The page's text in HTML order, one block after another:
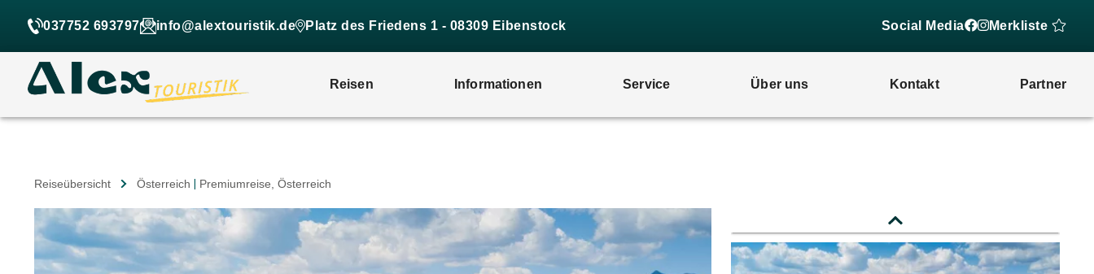
037752 693797 info@alextouristik.de Platz des Friedens 1 - 08309 Eibenstock Social Media Merkliste
Reisen Informationen Service Über uns Kontakt Partner
Reiseübersicht Österreich Premiumreise , Österreich